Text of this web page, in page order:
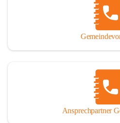
Ansprechpartner